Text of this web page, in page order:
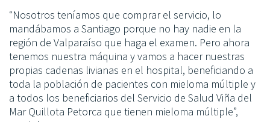
“Nosotros teníamos que comprar el servicio, lo
mandábamos a Santiago porque no hay nadie en la
región de Valparaíso que haga el examen. Pero ahora
tenemos nuestra máquina y vamos a hacer nuestras
propias cadenas livianas en el hospital, beneficiando a
toda la población de pacientes con mieloma múltiple y
a todos los beneficiarios del Servicio de Salud Viña del
Mar Quillota Petorca que tienen mieloma múltiple”,